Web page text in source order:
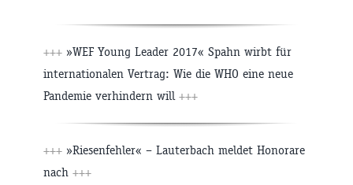
+++ »WEF Young Leader 2017« Spahn wirbt für
internationalen Vertrag: Wie die WHO eine neue
Pandemie verhindern will +++
+++ »Riesenfehler« – Lauterbach meldet Honorare
nach +++